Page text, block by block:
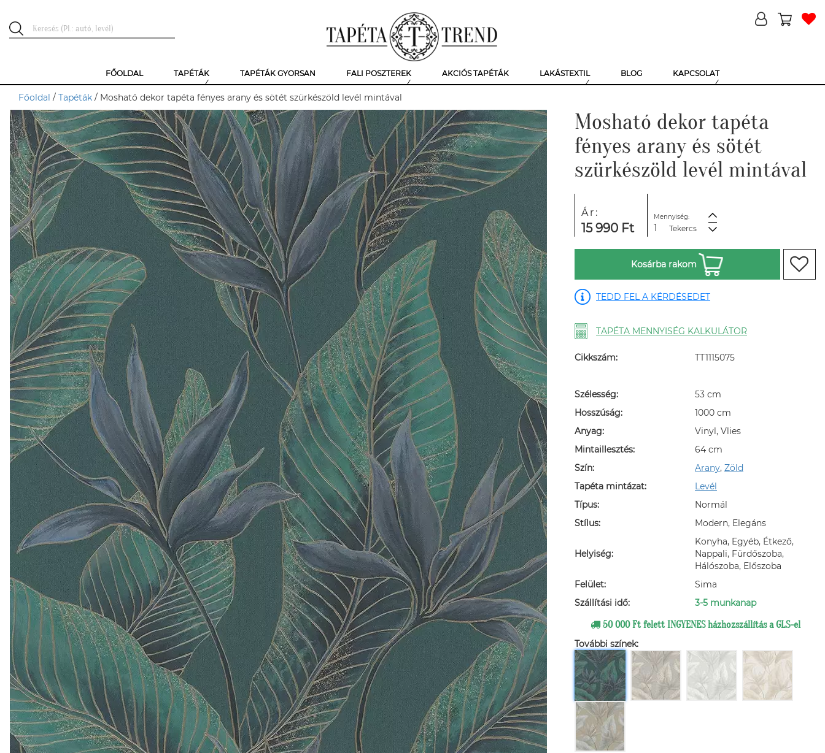
FŐOLDAL TAPÉTÁK TAPÉTÁK GYORSAN FALI POSZTEREK AKCIÓS TAPÉTÁK LAKÁSTEXTIL BLOG KAPCSOLAT
Főoldal / Tapéták / Mosható dekor tapéta fényes arany és sötét szürkészöld levél mintával
Mosható dekor tapéta
fényes arany és sötét
szürkészöld levél mintával
Ár:
15 990 Ft
Mennyiség:
Tekercs
Kosárba rakom
TEDD FEL A KÉRDÉSEDET
TAPÉTA MENNYISÉG KALKULÁTOR
Cikkszám: TT1115075
Szélesség:
53 cm
Hosszúság:
1000 cm
Anyag:
Vinyl, Vlies
Mintaillesztés:
64 cm
Szín:
Arany, Zöld
Tapéta mintázat:
Levél
Típus:
Normál
Stílus:
Modern, Elegáns
Helyiség:
Konyha, Egyéb, Étkező,
Nappali, Fürdőszoba,
Hálószoba, Előszoba
Felület:
Sima
Szállítási idő:
3-5 munkanap
50 000 Ft felett INGYENES házhozszállítás a GLS-el
További színek: